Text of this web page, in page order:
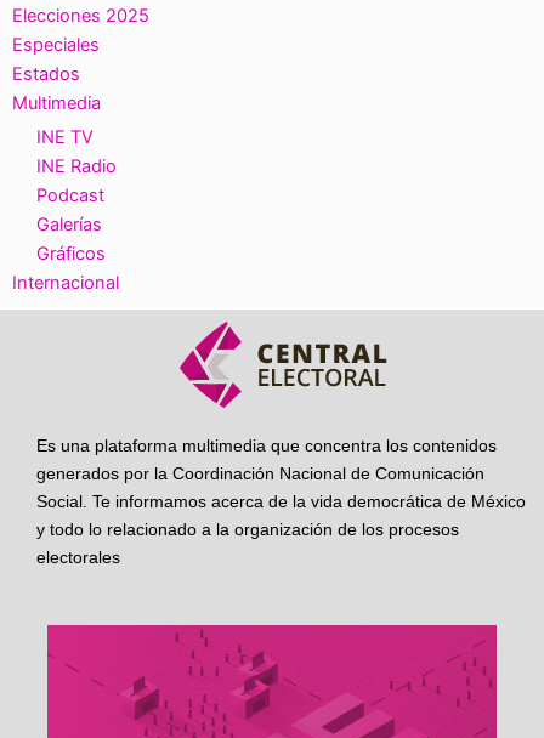
Elecciones 2025
Especiales
Estados
Multimedia
INE TV
INE Radio
Podcast
Galerías
Gráficos
Internacional
Es una plataforma multimedia que concentra los contenidos
generados por la Coordinación Nacional de Comunicación
Social. Te informamos acerca de la vida democrática de México
y todo lo relacionado a la organización de los procesos
electorales